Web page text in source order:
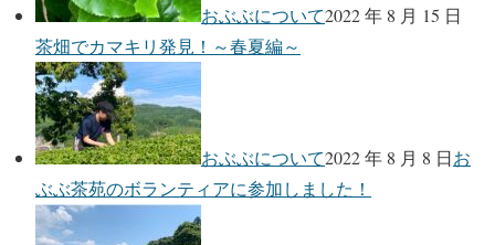
おぶぶについて2022 年 8 月 15 日
茶畑でカマキリ発見！～春夏編～
おぶぶについて2022 年 8 月 8 日お
ぶぶ茶苑のボランティアに参加しました！